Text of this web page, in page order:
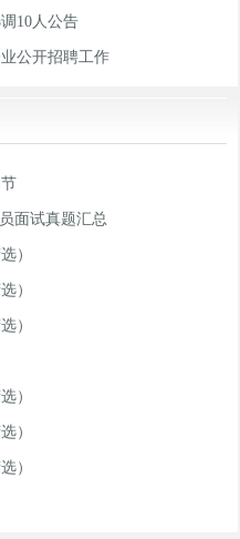
10人公告
公开招聘工作
面试真题汇总
）
）
）
）
）
）